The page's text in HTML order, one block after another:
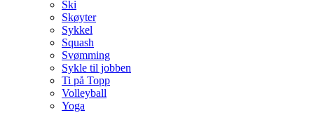
Ski
Skøyter
Sykkel
Squash
Svømming
Sykle til jobben
Ti på Topp
Volleyball
Yoga